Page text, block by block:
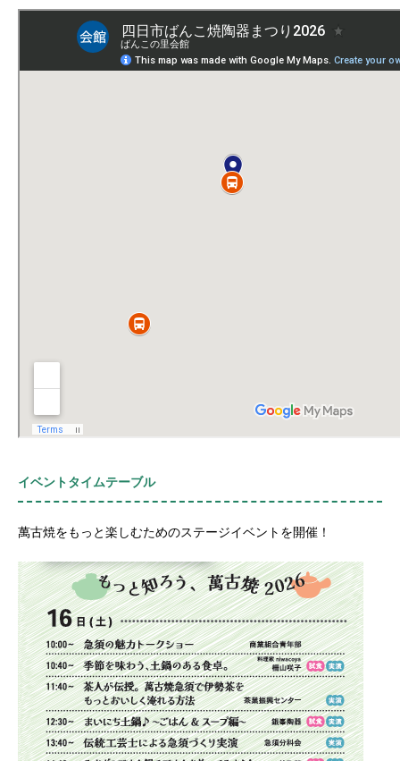
イベントタイムテーブル
萬古焼をもっと楽しむためのステージイベントを開催！